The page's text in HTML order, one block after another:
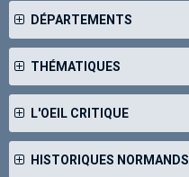
DÉPARTEMENTS
THÉMATIQUES
L'OEIL CRITIQUE
HISTORIQUES NORMANDS